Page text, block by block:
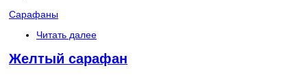
Сарафаны
Читать далее
Желтый сарафан